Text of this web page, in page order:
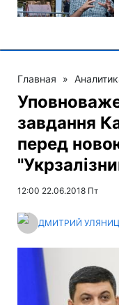
Главная »
завдання
перед
12:00 22.06.2018 Пт
ДМИТРИЙ